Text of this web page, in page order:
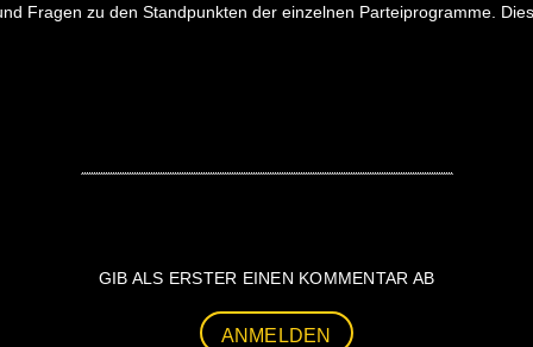
Fragen zu den Standpunkten der einzelnen Parteiprogramme.
GIB ALS ERSTER EINEN KOMMENTAR AB
ANMELDEN